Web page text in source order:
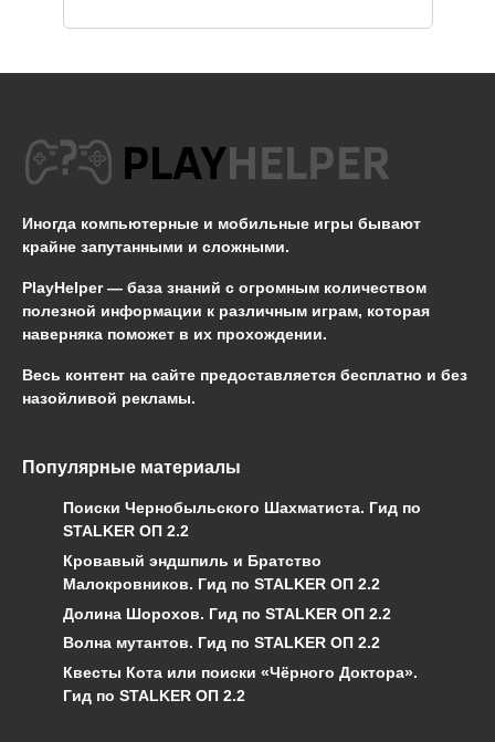
Иногда компьютерные и мобильные игры бывают
крайне запутанными и сложными.
PlayHelper — база знаний с огромным количеством
полезной информации к различным играм, которая
наверняка поможет в их прохождении.
Весь контент на сайте предоставляется бесплатно и без
назойливой рекламы.
Популярные материалы
Поиски Чернобыльского Шахматиста. Гид по
STALKER ОП 2.2
Кровавый эндшпиль и Братство
Малокровников. Гид по STALKER ОП 2.2
Долина Шорохов. Гид по STALKER ОП 2.2
Волна мутантов. Гид по STALKER ОП 2.2
Квесты Кота или поиски «Чёрного Доктора».
Гид по STALKER ОП 2.2